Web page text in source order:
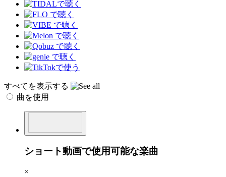
すべてを表示する
曲を使用
ショート動画で使用可能な楽曲
×